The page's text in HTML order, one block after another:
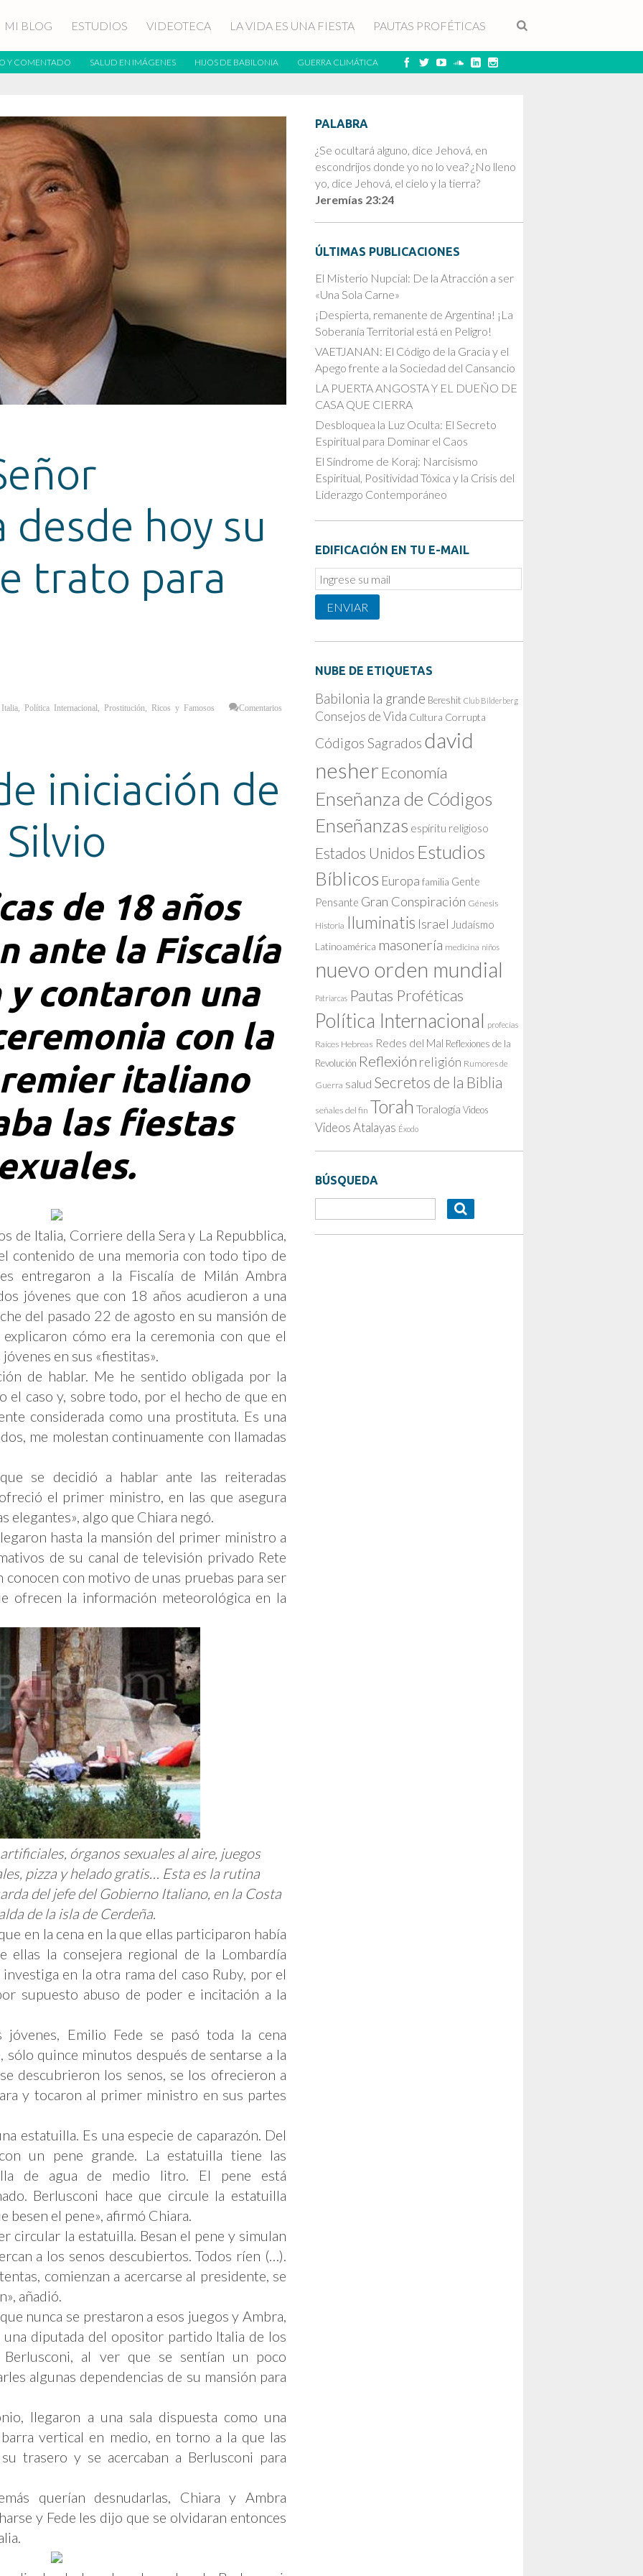
MI BLOG ESTUDIOS VIDEOTECA LA VIDA ES UNA FIESTA PAUTAS PROFÉTICAS
Y COMENTADO SALUD EN IMÁGENES HIJOS DE BABILONIA GUERRA CLIMÁTICA
desde hoy su
trato para
Italia Política Internacional Prostitución Ricos y Famosos Comentarios
iniciación de
Silvio
de 18 años
ante la Fiscalía
contaron una
con la
italiano
las fiestas
de Italia, Corriere della Sera y La Repubblica,
contenido de una memoria con todo tipo de
entregaron a la Fiscalía de Milán Ambra
jóvenes que con 18 años acudieron a una
del pasado 22 de agosto en su mansión de
cómo era la ceremonia con que el
en sus «fiestitas».
de hablar. Me he sentido obligada por la
el caso y, sobre todo, por el hecho de que en
considerada como una prostituta. Es una
me molestan continuamente con llamadas
se decidió a hablar ante las reiteradas
el primer ministro, en las que asegura
elegantes», algo que Chiara negó.
hasta la mansión del primer ministro a
de su canal de televisión privado Rete
conocen con motivo de unas pruebas para ser
ofrecen la información meteorológica en la
órganos sexuales al aire, juegos
pizza y helado gratis… Esta es la rutina
del jefe del Gobierno Italiano, en la Costa
de la isla de Cerdeña.
en la cena en la que ellas participaron había
ellas la consejera regional de la Lombardía
en la otra rama del caso Ruby, por el
supuesto abuso de poder e incitación a la
Emilio Fede se pasó toda la cena
sólo quince minutos después de sentarse a la
descubrieron los senos, se los ofrecieron a
y tocaron al primer ministro en sus partes
estatuilla. Es una especie de caparazón. Del
un pene grande. La estatuilla tiene las
de agua de medio litro. El pene está
Berlusconi hace que circule la estatuilla
besen el pene», afirmó Chiara.
circular la estatuilla. Besan el pene y simulan
a los senos descubiertos. Todos ríen (…).
comienzan a acercarse al presidente, se
añadió.
nunca se prestaron a esos juegos y Ambra,
una diputada del opositor partido Italia de los
Berlusconi, al ver que se sentían un poco
algunas dependencias de su mansión para
llegaron a una sala dispuesta como una
vertical en medio, en torno a la que las
su trasero y se acercaban a Berlusconi para
querían desnudarlas, Chiara y Ambra
y Fede les dijo que se olvidaran entonces
PALABRA
¿Se ocultará alguno, dice Jehová, en
escondrijos donde yo no lo vea? ¿No lleno
yo, dice Jehová, el cielo y la tierra?
Jeremías 23:24
ÚLTIMAS PUBLICACIONES
El Misterio Nupcial: De la Atracción a ser
«Una Sola Carne»
¡Despierta, remanente de Argentina! ¡La
Soberanía Territorial está en Peligro!
VAETJANAN: El Código de la Gracia y el
Apego frente a la Sociedad del Cansancio
LA PUERTA ANGOSTA Y EL DUEÑO DE
CASA QUE CIERRA
Desbloquea la Luz Oculta: El Secreto
Espiritual para Dominar el Caos
El Síndrome de Koraj: Narcisismo
Espiritual, Positividad Tóxica y la Crisis del
Liderazgo Contemporáneo
EDIFICACIÓN EN TU E-MAIL
Email
Subscription
ENVIAR
NUBE DE ETIQUETAS
Babilonia la grande Bereshit Club Bilderberg
Consejos de Vida Cultura Corrupta
Códigos Sagrados david
nesher Economía
Enseñanza de Códigos
Enseñanzas espíritu religioso
Estados Unidos Estudios
Bíblicos Europa familia Gente
Pensante Gran Conspiración Génesis
Historia Iluminatis Israel Judaísmo
Latinoamérica masonería medicina niños
nuevo orden mundial
Patriarcas Pautas Proféticas
Política Internacional profecías
Raíces Hebreas Redes del Mal Reflexiones de la
Revolución Reflexión religión Rumores de
Guerra salud Secretos de la Biblia
señales del fin Torah Toralogía Videos
Videos Atalayas Éxodo
BÚSQUEDA